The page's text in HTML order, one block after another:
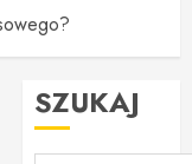
SZUKAJ